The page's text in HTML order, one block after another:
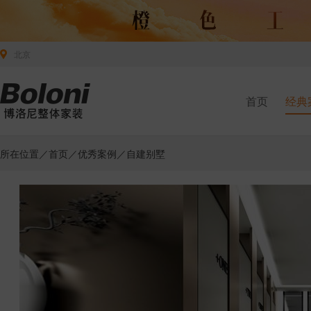
首页 经典
所在位置／首页 ／优秀案例 ／自建别墅